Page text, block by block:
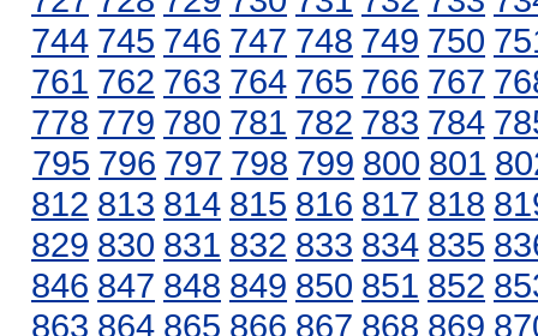
744 745 746 747 748 749 750
761 762 763 764 765 766 767
778 779 780 781 782 783 784
795 796 797 798 799 800 801
812 813 814 815 816 817 818
829 830 831 832 833 834 835
846 847 848 849 850 851 852
863 864 865 866 867 868 869